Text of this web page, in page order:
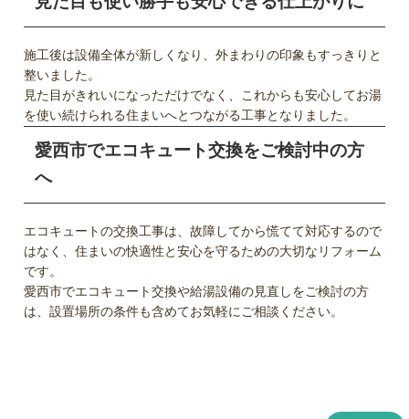
施工後は設備全体が新しくなり、外まわりの印象もすっきりと
整いました。
見た目がきれいになっただけでなく、これからも安心してお湯
を使い続けられる住まいへとつながる工事となりました。
愛西市でエコキュート交換をご検討中の方
へ
エコキュートの交換工事は、故障してから慌てて対応するので
はなく、住まいの快適性と安心を守るための大切なリフォーム
です。
愛西市でエコキュート交換や給湯設備の見直しをご検討の方
は、設置場所の条件も含めてお気軽にご相談ください。